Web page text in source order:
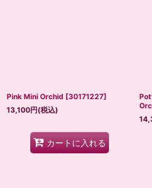
Pink Mini Orchid [30171227]
13,100円(税込)
カートに入れる